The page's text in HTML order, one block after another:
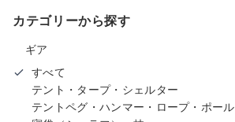
カテゴリーから探す
ギア
すべて
テント・タープ・シェルター
テントペグ・ハンマー・ロープ・ポール